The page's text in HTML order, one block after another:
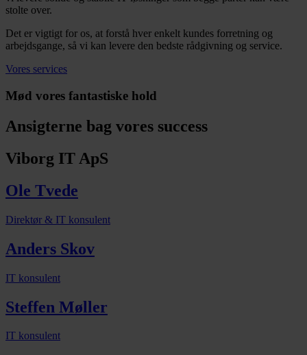
stolte over.
Det er vigtigt for os, at forstå hver enkelt kundes forretning og
arbejdsgange, så vi kan levere den bedste rådgivning og service.
Vores services
Mød vores fantastiske hold
Ansigterne bag vores success
Viborg IT ApS
Ole Tvede
Direktør & IT konsulent
Anders Skov
IT konsulent
Steffen Møller
IT konsulent